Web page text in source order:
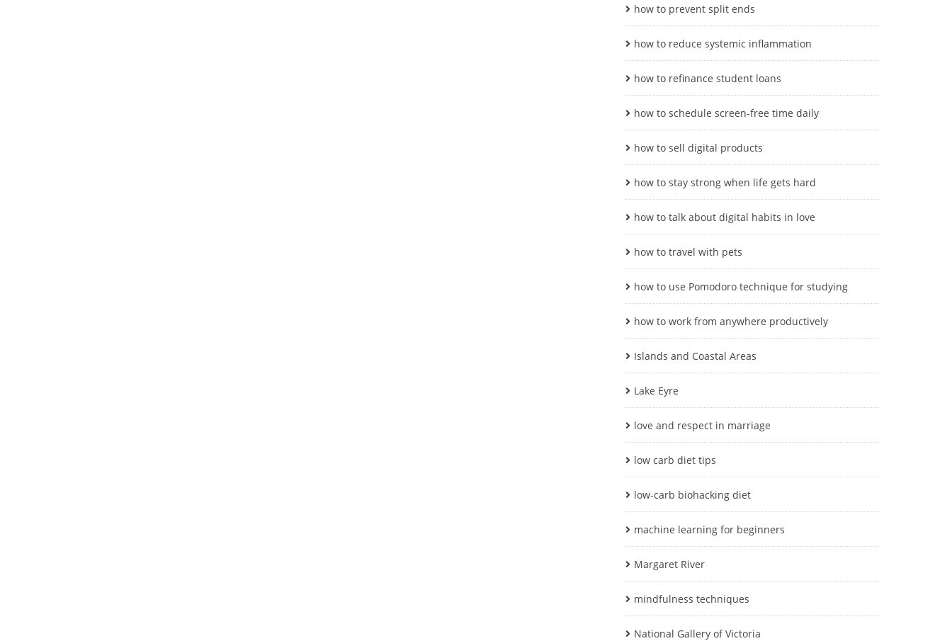
how to prevent split ends
how to reduce systemic inflammation
how to refinance student loans
how to schedule screen-free time daily
how to sell digital products
how to stay strong when life gets hard
how to talk about digital habits in love
how to travel with pets
how to use Pomodoro technique for studying
how to work from anywhere productively
Islands and Coastal Areas
Lake Eyre
love and respect in marriage
low carb diet tips
low-carb biohacking diet
machine learning for beginners
Margaret River
mindfulness techniques
National Gallery of Victoria